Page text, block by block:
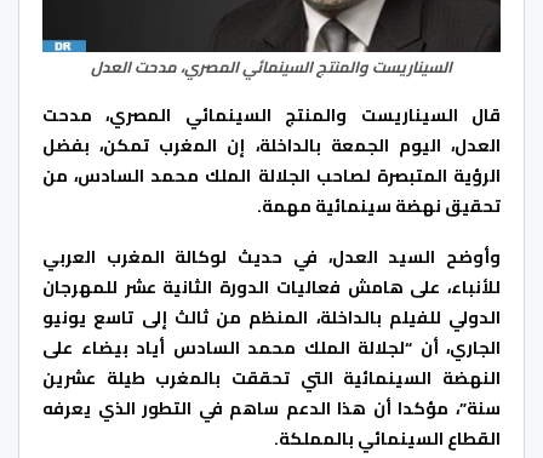
السيناريست والمنتج السينمائي المصري، مدحت العدل
قال السيناريست والمنتج السينمائي المصري، مدحت
العدل، اليوم الجمعة بالداخلة، إن المغرب تمكن، بفضل
الرؤية المتبصرة لصاحب الجلالة الملك محمد السادس، من
تحقيق نهضة سينمائية مهمة.
وأوضح السيد العدل، في حديث لوكالة المغرب العربي
للأنباء، على هامش فعاليات الدورة الثانية عشر للمهرجان
الدولي للفيلم بالداخلة، المنظم من ثالث إلى تاسع يونيو
الجاري، أن “لجلالة الملك محمد السادس أياد بيضاء على
النهضة السينمائية التي تحققت بالمغرب طيلة عشرين
سنة”، مؤكدا أن هذا الدعم ساهم في التطور الذي يعرفه
القطاع السينمائي بالمملكة.